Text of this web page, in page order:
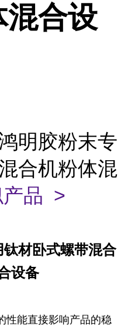
合设
明胶粉末专
合机粉体混
产品 >
材卧式螺带混合
设备
性能直接影响产品的稳